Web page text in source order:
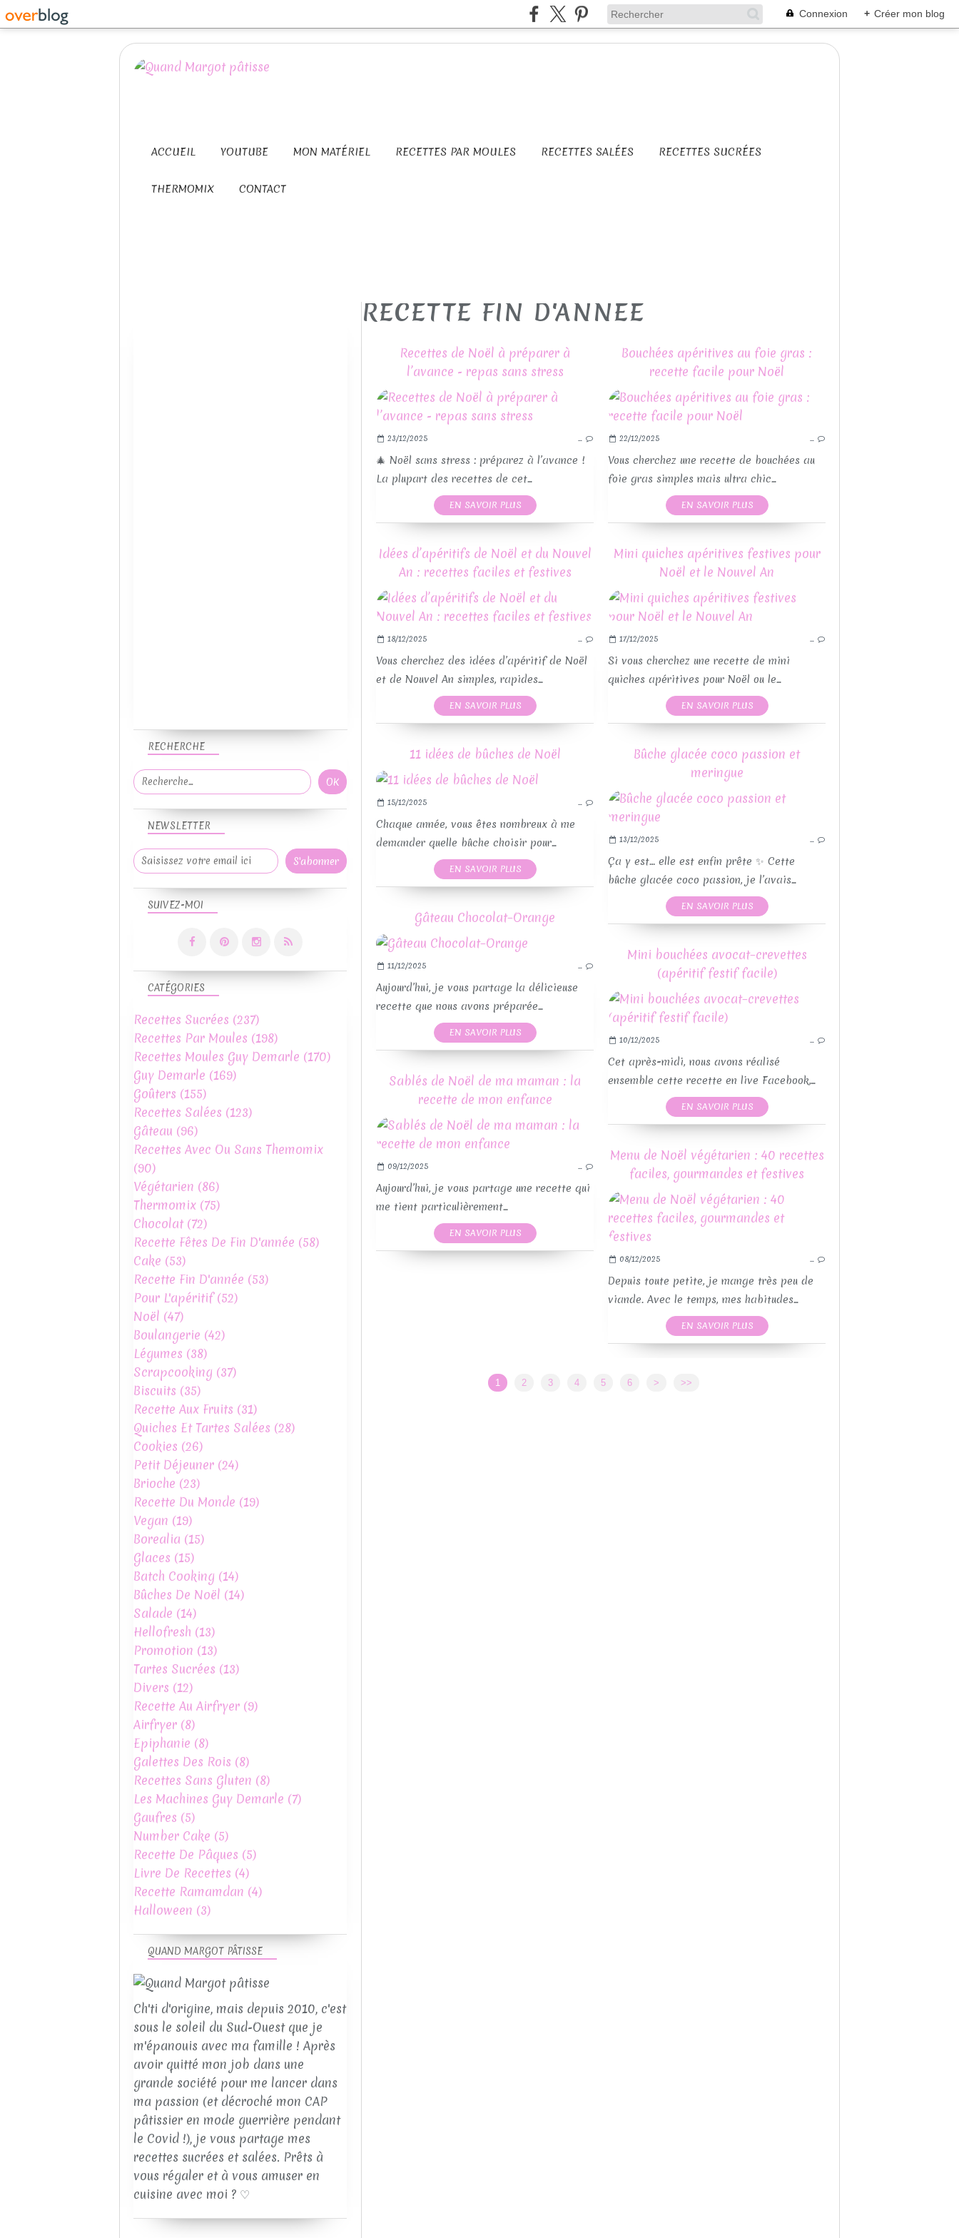
Connexion + Créer mon blog
ACCUEIL YOUTUBE MON MATÉRIEL RECETTES PAR MOULES RECETTES SALÉES RECETTES SUCRÉES
THERMOMIX CONTACT
RECETTE FIN D'ANNEE
Recettes de Noël à préparer à
l’avance - repas sans stress
GUY DEMARLE
POUR L'APÉRITIF
QUICHES ET TARTES SALÉES
RECETTE FIN D'ANNÉE
RECETTE FÊTES DE FIN D'ANNÉE
RECETTES MOULES GUY DEMARLE
23/12/2025 …
🎄 Noël sans stress : préparez à l’avance !
La plupart des recettes de cet...
EN SAVOIR PLUS
Bouchées apéritives au foie gras :
recette facile pour Noël
22/12/2025 …
Vous cherchez une recette de bouchées au
foie gras simples mais ultra chic...
EN SAVOIR PLUS
Idées d’apéritifs de Noël et du Nouvel
An : recettes faciles et festives
NOËL
POUR L'APÉRITIF
RECETTE FÊTES DE FIN D'ANNÉE
RECETTE FIN D'ANNÉE
RECETTES MOULES GUY DEMARLE
RECETTES PAR MOULES
RECETTES SALÉES
18/12/2025 …
Vous cherchez des idées d’apéritif de Noël
et de Nouvel An simples, rapides...
EN SAVOIR PLUS
Mini quiches apéritives festives pour
Noël et le Nouvel An
17/12/2025 …
Si vous cherchez une recette de mini
quiches apéritives pour Noël ou le...
EN SAVOIR PLUS
11 idées de bûches de Noël
GUY DEMARLE
RECETTE FÊTES DE FIN D'ANNÉE
RECETTES MOULES GUY DEMARLE
RECETTE FIN D'ANNÉE
RECETTES PAR MOULES
RECETTES SUCRÉES
15/12/2025 …
Chaque année, vous êtes nombreux à me
demander quelle bûche choisir pour...
EN SAVOIR PLUS
Bûche glacée coco passion et
meringue
13/12/2025 …
Ça y est… elle est enfin prête ✨ Cette
bûche glacée coco passion, je l’avais...
EN SAVOIR PLUS
Gâteau Chocolat–Orange
CAKE
CHOCOLAT
GUY DEMARLE
RECETTE FÊTES DE FIN D'ANNÉE
RECETTES MOULES GUY DEMARLE
RECETTES PAR MOULES
11/12/2025 …
Aujourd’hui, je vous partage la délicieuse
recette que nous avons préparée...
EN SAVOIR PLUS
Mini bouchées avocat–crevettes
(apéritif festif facile)
10/12/2025 …
Cet après-midi, nous avons réalisé
ensemble cette recette en live Facebook,...
EN SAVOIR PLUS
Sablés de Noël de ma maman : la
recette de mon enfance
BISCUITS
NOËL
RECETTE FIN D'ANNÉE
RECETTES SUCRÉES
SCRAPCOOKING
09/12/2025 …
Aujourd’hui, je vous partage une recette qui
me tient particulièrement...
EN SAVOIR PLUS
Menu de Noël végétarien : 40 recettes
faciles, gourmandes et festives
08/12/2025 …
Depuis toute petite, je mange très peu de
viande. Avec le temps, mes habitudes...
EN SAVOIR PLUS
1 2 3 4 5 6 > >>
NEWSLETTER
SUIVEZ-MOI
RECHERCHE
QUAND MARGOT PÂTISSE
Ch'ti d'origine, mais depuis 2010, c'est
sous le soleil du Sud-Ouest que je
m'épanouis avec ma famille ! Après
avoir quitté mon job dans une
grande société pour me lancer dans
ma passion (et décroché mon CAP
pâtissier en mode guerrière pendant
le Covid !), je vous partage mes
recettes sucrées et salées. Prêts à
vous régaler et à vous amuser en
cuisine avec moi ? ♡
CATÉGORIES
Recettes Sucrées (237)
Recettes Par Moules (198)
Recettes Moules Guy Demarle (170)
Guy Demarle (169)
Goûters (155)
Recettes Salées (123)
Gâteau (96)
Recettes Avec Ou Sans Themomix
(90)
Végétarien (86)
Thermomix (75)
Chocolat(72)
Recette Fêtes De Fin D'année (58)
Cake (53)
Recette Fin D'année (53)
Pour L'apéritif(52)
Noël (47)
Boulangerie (42)
Légumes (38)
Scrapcooking (37)
Biscuits (35)
Recette Aux Fruits (31)
Quiches Et Tartes Salées (28)
Cookies (26)
Petit Déjeuner (24)
Brioche (23)
Recette Du Monde (19)
Vegan (19)
Borealia (15)
Glaces (15)
Batch Cooking (14)
Bûches De Noël (14)
Salade (14)
Hellofresh (13)
Promotion (13)
Tartes Sucrées (13)
Divers (12)
Recette Au Airfryer (9)
Airfryer (8)
Epiphanie (8)
Galettes Des Rois (8)
Recettes Sans Gluten (8)
Les Machines Guy Demarle (7)
Gaufres (5)
Number Cake (5)
Recette De Pâques (5)
Livre De Recettes (4)
Recette Ramamdan (4)
Halloween (3)